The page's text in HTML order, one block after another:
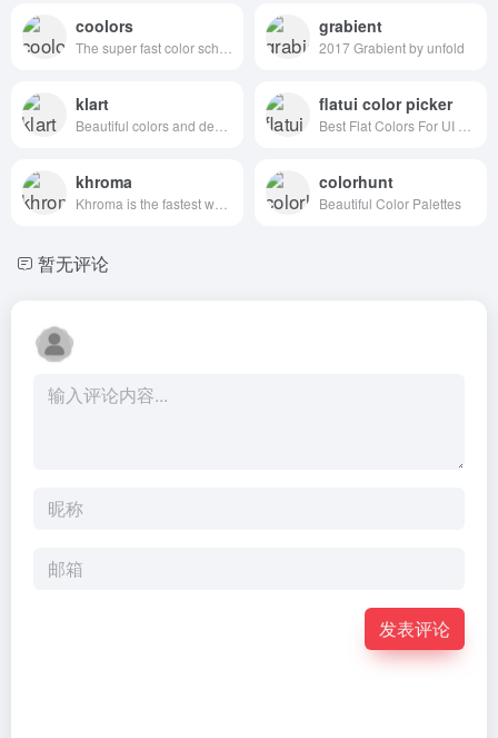
coolors grabient
2017 Grabient by unfold
klart flatui color picker
khroma colorhunt
Beautiful Color Palettes
暂无评论
发表评论